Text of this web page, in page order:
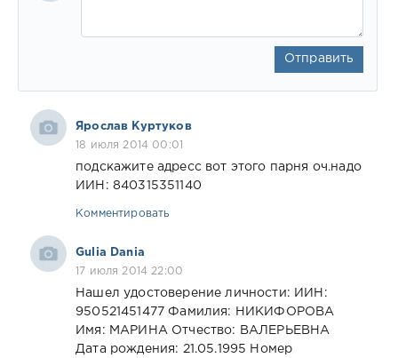
Отправить
Ярослав Куртуков
18 июля 2014 00:01
подскажите адресс вот этого парня оч.надо
ИИН: 840315351140
Комментировать
Gulia Dania
17 июля 2014 22:00
Нашел удостоверение личности: ИИН:
950521451477 Фамилия: НИКИФОРОВА
Имя: МАРИНА Отчество: ВАЛЕРЬЕВНА
Дата рождения: 21.05.1995 Номер